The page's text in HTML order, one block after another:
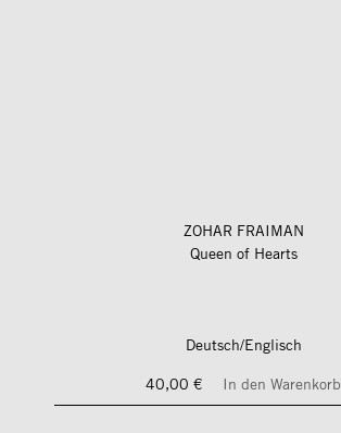
ZOHAR FRAIMAN
Queen of Hearts
Deutsch/Englisch
40,00 €
In den Warenkorb